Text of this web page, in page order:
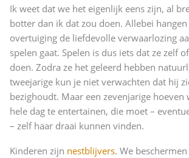
Ik weet dat we het eigenlijk eens zijn, al
botter dan ik dat zou doen. Allebei
overtuiging de liefdevolle verwaarlozing
spelen gaat. Spelen is dus iets dat ze zelf
doen. Zodra ze het geleerd hebben
tweejarige kun je niet verwachten dat hij
bezighoudt. Maar een zevenjarige hoeven
hele dag te entertainen, die moet –
– zelf haar draai kunnen vinden.
Kinderen zijn nestblijvers. We